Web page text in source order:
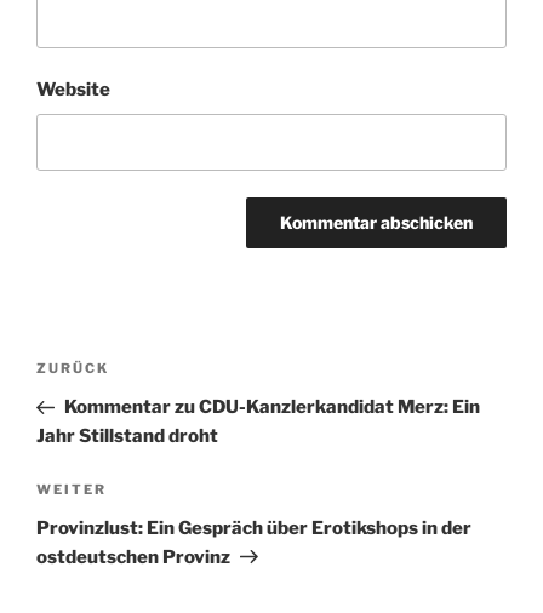
Website
Beitragsnavigation
Vorheriger
Beitrag
ZURÜCK
Kommentar zu CDU-Kanzlerkandidat Merz: Ein
Jahr Stillstand droht
Nächster
Beitrag
WEITER
Provinzlust: Ein Gespräch über Erotikshops in der
ostdeutschen Provinz